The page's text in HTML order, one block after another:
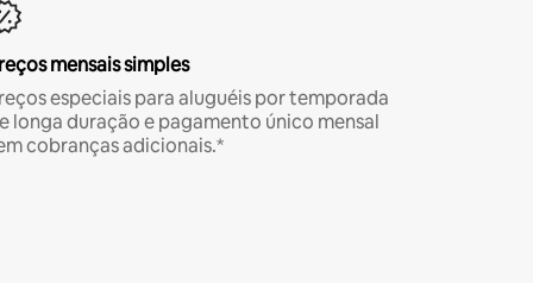
mensais simples
especiais para aluguéis por temporada
longa duração e pagamento único mensal
cobranças adicionais.*